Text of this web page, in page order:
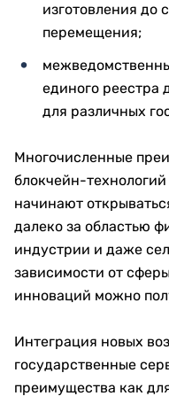
изготовления до
перемещения;
единого реестра
для различных
Многочисленные
блокчейн-
начинают
далеко за областью
индустрии и даже
зависимости от
инноваций можно
Интеграция новых
государственные
преимущества как